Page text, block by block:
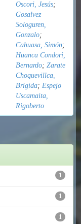
Oscori, Jesús;
Gosalvez
Sologuren,
Gonzalo;
Cahuasa, Simón;
Huanca Condori,
Bernardo; Zarate
Choquevillca,
Brígida; Espejo
Uscamaita,
Rigoberto
1
1
1